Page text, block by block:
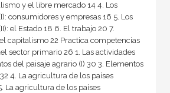
y el libre mercado 14 4. Los
consumidores y empresas 16 5. Los
el Estado 18 6. El trabajo 20 7.
capitalismo 22 Practica competencias
sector primario 26 1. Las actividades
del paisaje agrario (I) 30 3. Elementos
4. La agricultura de los países
La agricultura de los países